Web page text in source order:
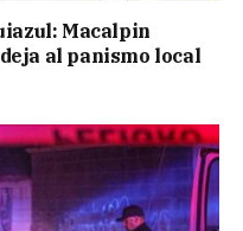
Macalpin
al panismo local